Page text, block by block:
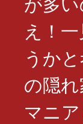
え！
うか
の隠れ
マニア